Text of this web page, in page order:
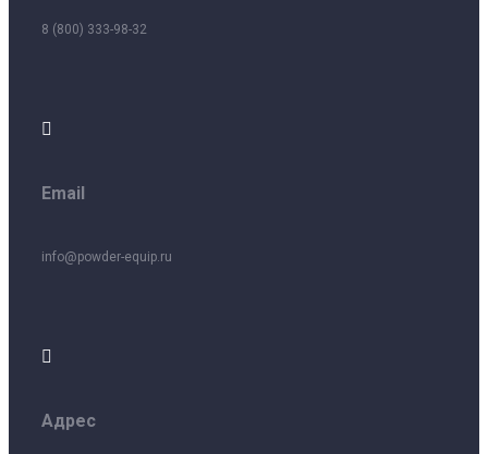
8 (800) 333-98-32

Email
info@powder-equip.ru

Адрес